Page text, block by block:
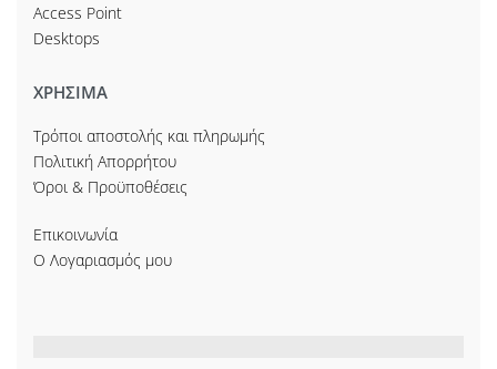
Access Point
Desktops
ΧΡΗΣΙΜΑ
Τρόποι αποστολής και πληρωμής
Πολιτική Απορρήτου
Όροι & Προϋποθέσεις
Επικοινωνία
Ο Λογαριασμός μου